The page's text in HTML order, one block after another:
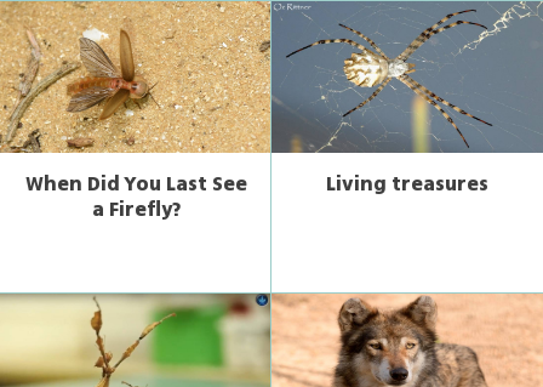
When Did You Last See
a Firefly?
Living treasures